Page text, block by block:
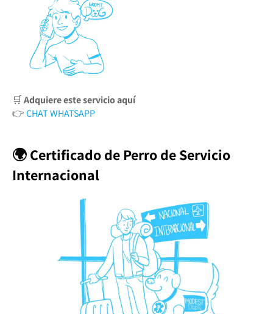
🛒Adquiere este servicio aquí
👉CHAT WHATSAPP
🌍 Certificado de Perro de Servicio
Internacional